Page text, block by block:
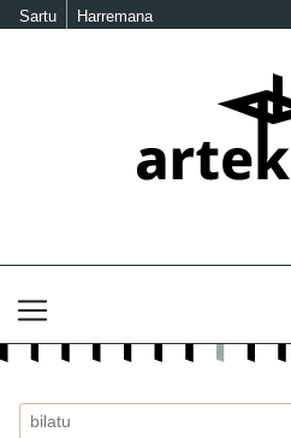
Sartu Harremana